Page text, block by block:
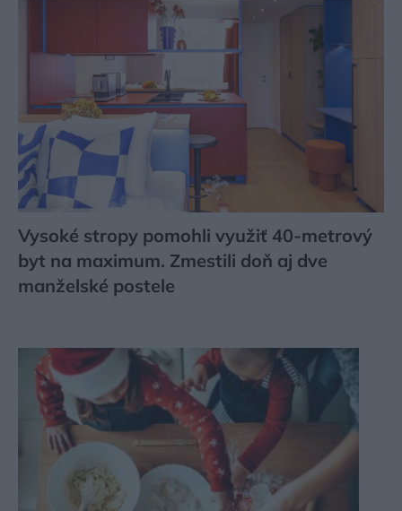
Vysoké stropy pomohli využiť 40-metrový
byt na maximum. Zmestili doň aj dve
manželské postele